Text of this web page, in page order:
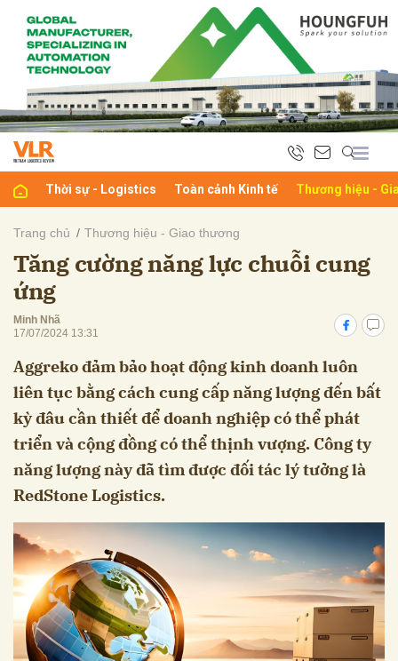
Thời sự - Logistics Toàn cảnh Kinh tế Thương hiệu -
Trang chủ Thương hiệu - Giao thương
Tăng cường năng lực chuỗi cung
ứng
Minh Nhã
17/07/2024 13:31
Aggreko đảm bảo hoạt động kinh doanh luôn
liên tục bằng cách cung cấp năng lượng đến bất
kỳ đâu cần thiết để doanh nghiệp có thể phát
triển và cộng đồng có thể thịnh vượng. Công ty
năng lượng này đã tìm được đối tác lý tưởng là
RedStone Logistics.
luận
Hủy